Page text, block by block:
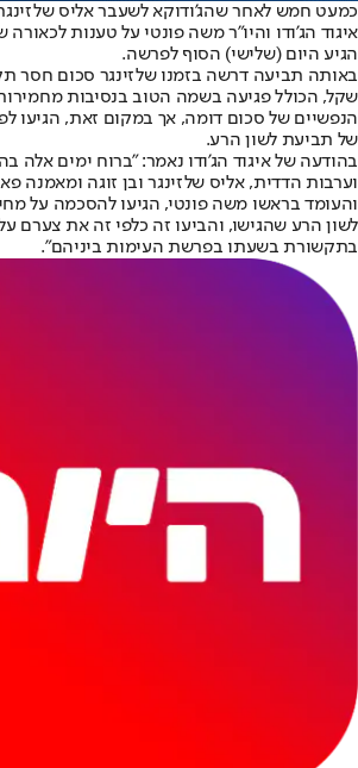
כמעט חמש לאחר שהג'ודוקא לשעבר אליס
איגוד הג'ודו והיו"ר משה פונטי על טענות
הגיע היום (שלישי) הסוף לפרשה.
באותה תביעה דרשה בזמנו שלזינגר סכום חסר
הנפשיים של סכום דומה, אך במקום זאת, הגיעו
של תביעת לשון הרע.
בהודעה של איגוד הג'ודו נאמר: "ברוח ימים אלה
וערבות הדדית, אליס שלזינגר ובן זוגה ומאמנה
והעומד בראשו משה פונטי, הגיעו להסכמה על
לשון הרע שהגישו, והביעו זה כלפי זה את צערם
בתקשורת בשעתו בפרשת העימות ביניהם".